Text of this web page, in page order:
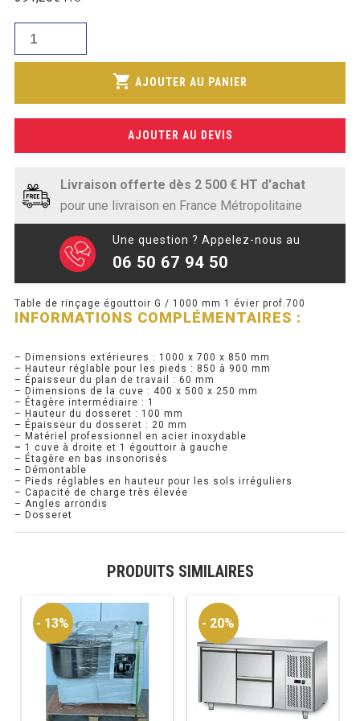
SOUBASSEMENT RÉFRIGÉRÉ
TABLE DE PRÉPARATION
TABLE DE PRÉPARATION COMPACTE
TABLE DE PRÉPARATION 700 / 800
SALADETTE COMPACTE
SALADETTE COMPACTE VITRÉE
SALADETTE 800 VITRÉE
MEUBLE À PIZZA
MEUBLE À PIZZA COMPACT
PRÉSENTOIR À INGRÉDIENTS
PROFONDEUR 300 VITRÉE
PROFONDEUR 400 VITRÉE
PROFONDEUR 300 INOX
PROFONDEUR 400 INOX
ARMOIRE RÉFRIGÉRÉE
RÉFRIGÉRATEUR
RÉFRIGÉRATEUR VITRÉ
RÉFRI / CONGÉL BOULANGERIE
initial
était :
526,13€.
actuel
est :
rinçage
mm
prof.700
shopping_cart AJOUTER AU PANIER
AJOUTER AU DEVIS
Livraison offerte dès 2 500 € HT d'achat
pour une livraison en France Métropolitaine
Une question ? Appelez-nous au
06 50 67 94 50
Table de rinçage égouttoir G / 1000 mm 1 évier prof.700
INFORMATIONS COMPLÉMENTAIRES :
– Dimensions extérieures : 1000 x 700 x 850 mm
– Hauteur réglable pour les pieds : 850 à 900 mm
– Épaisseur du plan de travail : 60 mm
– Dimensions de la cuve : 400 x 500 x 250 mm
– Étagère intermédiaire : 1
– Hauteur du dosseret : 100 mm
– Épaisseur du dosseret : 20 mm
– Matériel professionnel en acier inoxydable
– 1 cuve à droite et 1 égouttoir à gauche
– Étagère en bas insonorisés
– Démontable
– Pieds réglables en hauteur pour les sols irréguliers
– Capacité de charge très élevée
– Angles arrondis
– Dosseret
PRODUITS SIMILAIRES
- 13% - 20%